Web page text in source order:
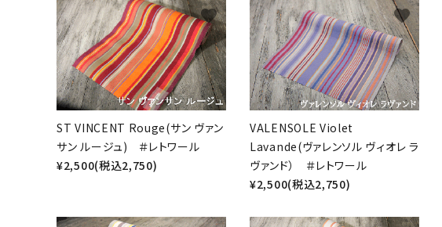
ST VINCENT Rouge(サン ヴァン
サン ルージュ) ＃レトワール
¥2,500(税込2,750)
favorite
VALENSOLE Violet
Lavande(ヴァレンソル ヴィオレ ラ
ヴァンド） ＃レトワール
¥2,500(税込2,750)
favorite